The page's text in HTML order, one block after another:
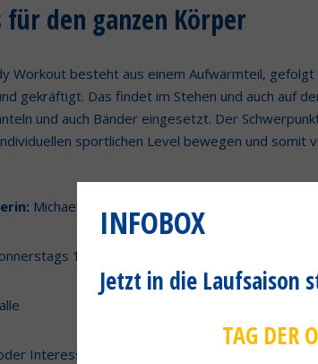
für den ganzen Körper
Workout besteht aus einem Aufwärmteil,
gekräftigt. Das findet im Stehen und auch auf
und auch Bänder eingesetzt. Der
sportlichen Level bewegen und somit
Michaela Lemke
18.30-19.30 Uhr
Interesse melde Dich bitte bei der
INFOBOX
Jetzt in die Laufsaison
TAG DER